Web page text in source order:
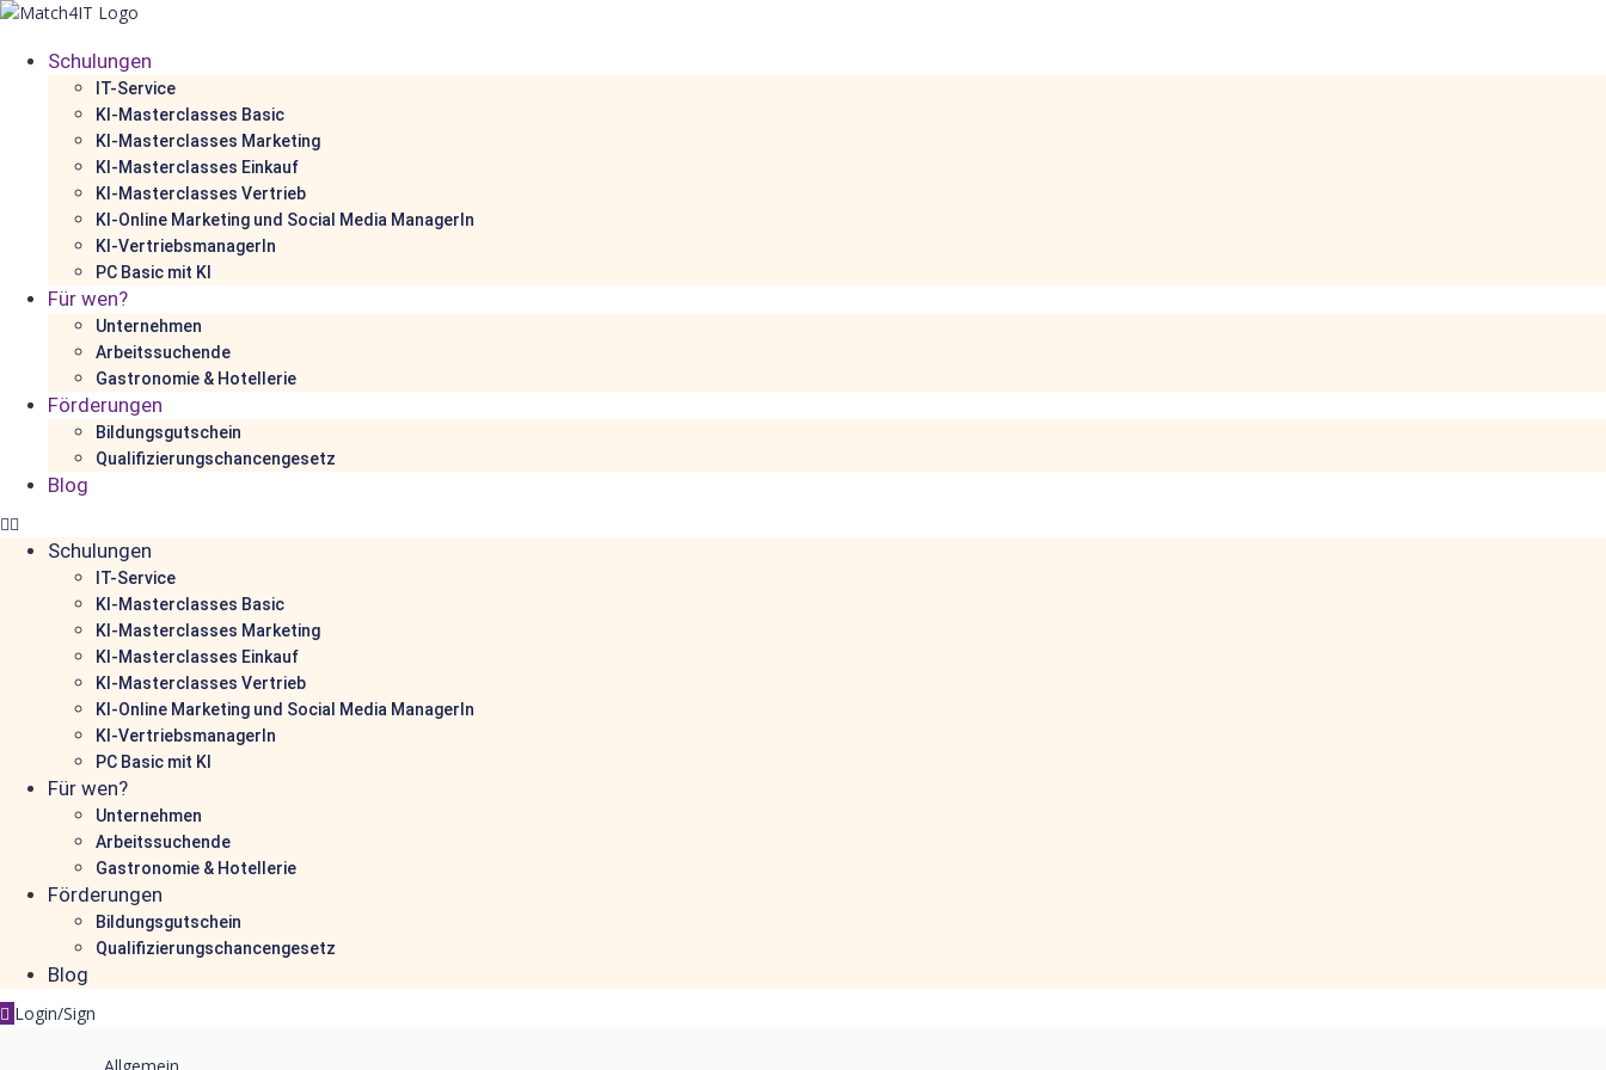
Schulungen
IT-Service
KI-Masterclasses Basic
KI-Masterclasses Marketing
KI-Masterclasses Einkauf
KI-Masterclasses Vertrieb
KI-Online Marketing und Social Media ManagerIn
KI-VertriebsmanagerIn
PC Basic mit KI
Für wen?
Unternehmen
Arbeitssuchende
Gastronomie & Hotellerie
Förderungen
Bildungsgutschein
Qualifizierungschancengesetz
Blog
Schulungen
IT-Service
KI-Masterclasses Basic
KI-Masterclasses Marketing
KI-Masterclasses Einkauf
KI-Masterclasses Vertrieb
KI-Online Marketing und Social Media ManagerIn
KI-VertriebsmanagerIn
PC Basic mit KI
Für wen?
Unternehmen
Arbeitssuchende
Gastronomie & Hotellerie
Förderungen
Bildungsgutschein
Qualifizierungschancengesetz
Blog
Login/Sign